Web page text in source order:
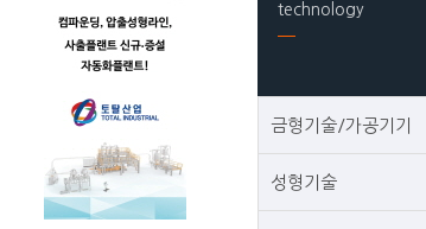
technology
금형기술/가공기기
성형기술